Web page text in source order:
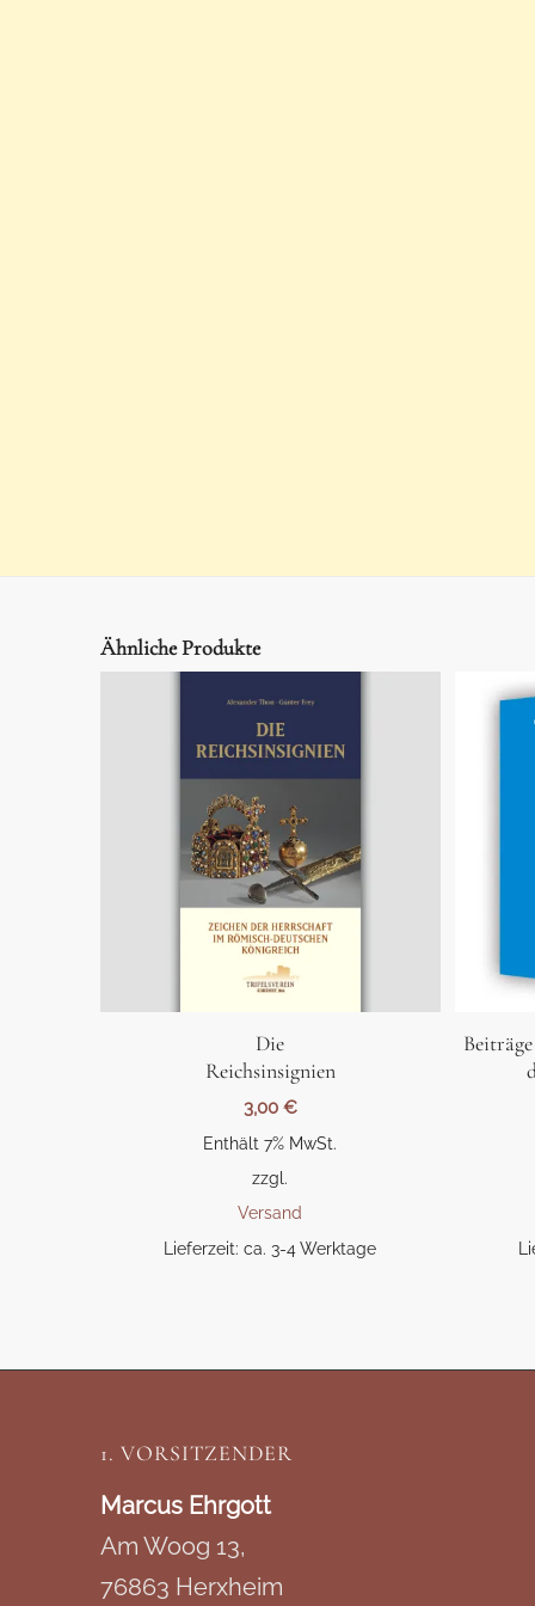
Ähnliche Produkte
Die
Reichsinsignien
3,00 €
Enthält 7% MwSt.
zzgl.
Versand
Lieferzeit: ca. 3-4 Werktage
1. VORSITZENDER
Marcus Ehrgott
Am Woog 13,
76863 Herxheim